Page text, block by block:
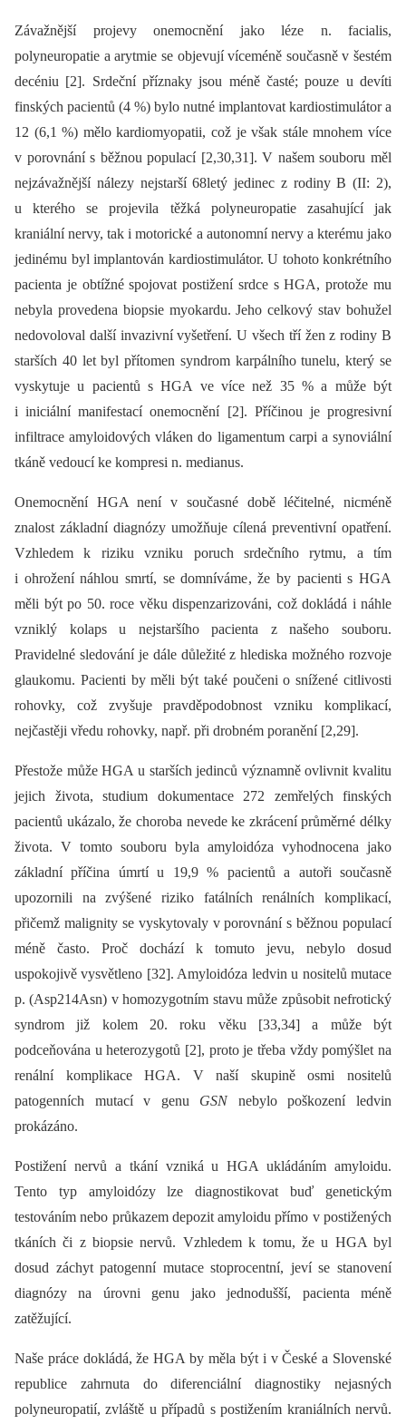
Závažnější projevy onemocnění jako léze n. facialis,
polyneuropatie a arytmie se objevují víceméně současně v šestém
decéniu [2]. Srdeční příznaky jsou méně časté; pouze u devíti
finských pacientů (4 %) bylo nutné implantovat kardiostimulátor a
12 (6,1 %) mělo kardiomyopatii, což je však stále mnohem více
v porovnání s běžnou populací [2,30,31]. V našem souboru měl
nejzávažnější nálezy nejstarší 68letý jedinec z rodiny B (II: 2),
u kterého se projevila těžká polyneuropatie zasahující jak
kraniální nervy, tak i motorické a autonomní nervy a kterému jako
jedinému byl implantován kardiostimulátor. U tohoto konkrétního
pacienta je obtížné spojovat postižení srdce s HGA, protože mu
nebyla provedena bio­psie myokardu. Jeho celkový stav bohužel
nedovoloval další invazivní vyšetření. U všech tří žen z rodiny B
starších 40 let byl přítomen syndrom karpálního tunelu, který se
vyskytuje u pacientů s HGA ve více než 35 % a může být
i iniciální manifestací onemocnění [2]. Příčinou je progresivní
infiltrace amyloidových vláken do ligamentum carpi a synoviální
tkáně vedoucí ke kompresi n. medianus.
Onemocnění HGA není v současné době léčitelné, nicméně
znalost základní dia­gnózy umožňuje cílená preventivní opatření.
Vzhledem k riziku vzniku poruch srdečního rytmu, a tím
i ohrožení náhlou smrtí, se domníváme, že by pacienti s HGA
měli být po 50. roce věku dispenzarizováni, což dokládá i náhle
vzniklý kolaps u nejstaršího pacienta z našeho souboru.
Pravidelné sledování je dále důležité z hlediska možného rozvoje
glaukomu. Pacienti by měli být také poučeni o snížené citlivosti
rohovky, což zvyšuje pravděpodobnost vzniku komplikací,
nejčastěji vředu rohovky, např. při drobném poranění [2,29].
Přestože může HGA u starších jedinců významně ovlivnit kvalitu
jejich života, studium dokumentace 272 zemřelých finských
pacientů ukázalo, že choroba nevede ke zkrácení průměrné délky
života. V tomto souboru byla amyloidóza vyhodnocena jako
základní příčina úmrtí u 19,9 % pacientů a autoři současně
upozornili na zvýšené riziko fatálních renálních komplikací,
přičemž malignity se vyskytovaly v porovnání s běžnou populací
méně často. Proč dochází k tomuto jevu, nebylo dosud
uspokojivě vysvětleno [32]. Amyloidóza ledvin u nositelů mutace
p. (Asp214Asn) v homozygotním stavu může způsobit nefrotický
syndrom již kolem 20. roku věku [33,34] a může být
podceňována u heterozygotů [2], proto je třeba vždy pomýšlet na
renální komplikace HGA. V naší skupině osmi nositelů
patogenních mutací v genu GSNnebylo poškození ledvin
prokázáno.
Postižení nervů a tkání vzniká u HGA ukládáním amyloidu.
Tento typ amyloidózy lze dia­gnostikovat buď genetickým
testováním nebo průkazem depozit amyloidu přímo v postižených
tkáních či z bio­psie nervů. Vzhledem k tomu, že u HGA byl
dosud záchyt patogenní mutace stoprocentní, jeví se stanovení
dia­gnózy na úrovni genu jako jednodušší, pacienta méně
zatěžující.
Naše práce dokládá, že HGA by měla být i v České a Slovenské
republice zahrnuta do diferenciální dia­gnostiky nejasných
polyneuropatií, zvláště u případů s postižením kraniálních nervů.